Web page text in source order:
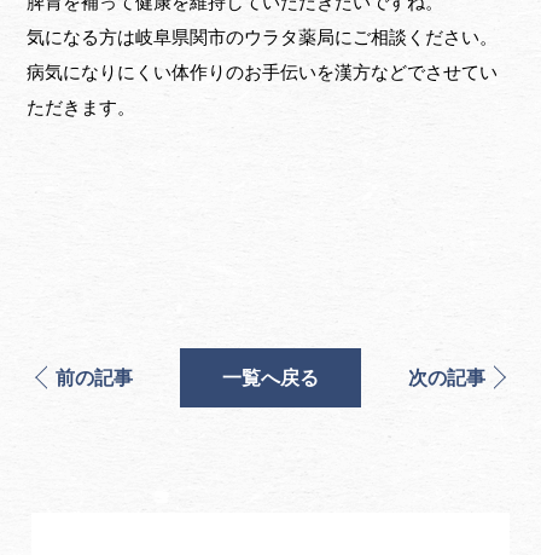
気になる方は岐阜県関市のウラタ薬局にご相談ください。
病気になりにくい体作りのお手伝いを漢方などでさせてい
ただきます。
前の記事 一覧へ戻る 次の記事